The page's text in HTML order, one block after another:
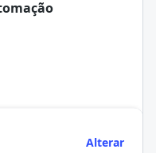
Alterar